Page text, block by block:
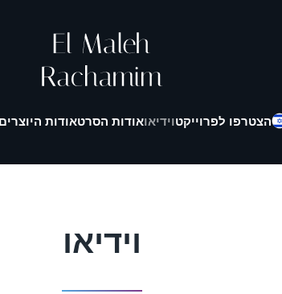
אודות היוצריםאודות הסרטוידיאוהצטרפו לפרוייקט
וידיאו